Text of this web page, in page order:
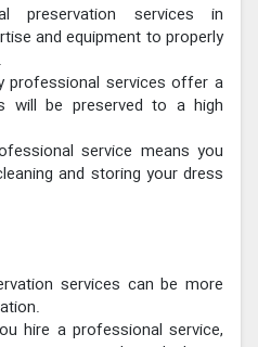
preservation services in
and equipment to properly
professional services offer a
will be preserved to a high
service means you
and storing your dress
services can be more
hire a professional service,